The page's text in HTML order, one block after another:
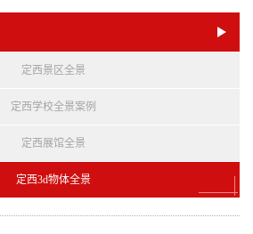
定西景区全景
定西学校全景案例
定西展馆全景
定西3d物体全景